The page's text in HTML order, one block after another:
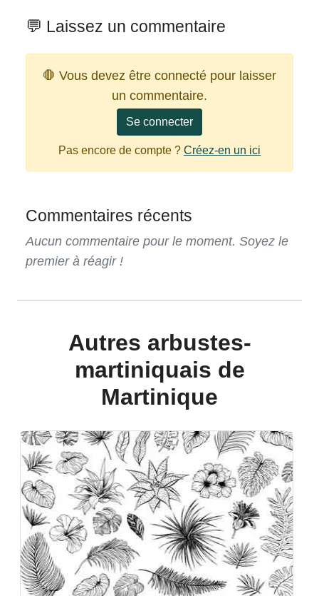
💬 Laissez un commentaire
🛑 Vous devez être connecté pour laisser
un commentaire.
Se connecter
Pas encore de compte ? Créez-en un ici
Commentaires récents
Aucun commentaire pour le moment. Soyez le
premier à réagir !
Autres arbustes-
martiniquais de
Martinique